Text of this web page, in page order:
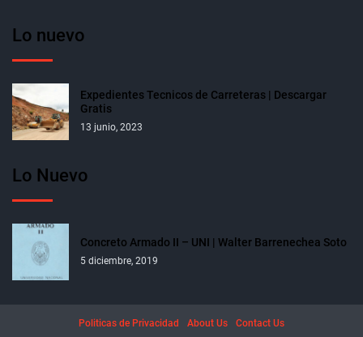
Lo nuevo
Expedientes Tecnicos de Carreteras | Descargar
Gratis
13 junio, 2023
Lo Nuevo
Concreto Armado II – UNI | Walter Barrenechea Soto
5 diciembre, 2019
Politicas de Privacidad About Us Contact Us